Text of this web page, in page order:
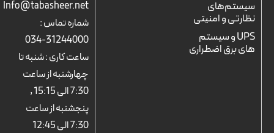
سیستم‌های
نظارتی و امنیتی
UPS و سیستم
های برق اضطراری
Info@tabasheer.net
شماره تماس :
31244000-034
ساعت کاری : شنبه تا
چهارشنبه از ساعت
7:30 الی 15:15 ,
پنجشنبه از ساعت
7:30 الی 12:45